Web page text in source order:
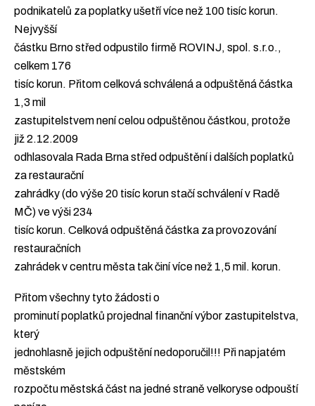
podnikatelů za poplatky ušetří více než 100 tisíc korun.
Nejvyšší
částku Brno střed odpustilo firmě ROVINJ, spol. s.r.o.,
celkem 176
tisíc korun. Přitom celková schválená a odpuštěná částka
1,3 mil
zastupitelstvem není celou odpuštěnou částkou, protože
již 2.12.2009
odhlasovala Rada Brna střed odpuštění i dalších poplatků
za restaurační
zahrádky (do výše 20 tisíc korun stačí schválení v Radě
MČ) ve výši 234
tisíc korun. Celková odpuštěná částka za provozování
restauračních
zahrádek v centru města tak činí více než 1,5 mil. korun.
Přitom všechny tyto žádosti o
prominutí poplatků projednal finanční výbor zastupitelstva,
který
jednohlasně jejich odpuštění nedoporučil!!! Při napjatém
městském
rozpočtu městská část na jedné straně velkoryse odpouští